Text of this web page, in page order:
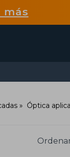
más
Óptica